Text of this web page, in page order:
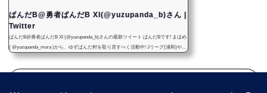
ぱんだB@勇者ぱんだB XI(@yuzupanda_b)さん |
Twitter
ぱんだB@勇者ぱんだB XI (@yuzupanda_b)さんの最新ツイート ぱんだBです! まほめ
( @yuzupanda_mura )から、ゆずぱんだ村を取り戻すべく活動中! Jリーグ(浦和)やゲ
ームにボードゲーム。まほめやぱんだBのボドゲ・ハンドメイド・イベント情報、